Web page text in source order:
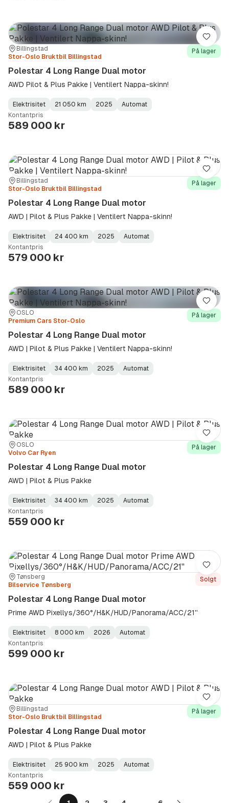
Sted:Billingstad
Forhandler:
Stor-Oslo Bruktbil Billingstad
På lager
Polestar 4 Long Range Dual motor
AWD Pilot & Plus Pakke | Ventilert Nappa-skinn!
Fuel
Type:
Elektrisitet
Kilometerstand:
21 050 km
Model
Year:
2025
Gearbox
Type:
Automat
Kontantpris
589 000 kr
Lagre
Sted:Billingstad
Forhandler:
Stor-Oslo Bruktbil Billingstad
På lager
Polestar 4 Long Range Dual motor
AWD | Pilot & Plus Pakke | Ventilert Nappa-skinn!
Fuel
Type:
Elektrisitet
Kilometerstand:
24 400 km
Model
Year:
2025
Gearbox
Type:
Automat
Kontantpris
579 000 kr
Lagre
Sted:
OSLO
Forhandler:
Premium Cars Stor-Oslo
På lager
Polestar 4 Long Range Dual motor
AWD | Pilot & Plus Pakke | Ventilert Nappa-skinn!
Fuel
Type:
Elektrisitet
Kilometerstand:
34 400 km
Model
Year:
2025
Gearbox
Type:
Automat
Kontantpris
589 000 kr
Lagre
Sted:
OSLO
Forhandler:
Volvo Car Ryen
På lager
Polestar 4 Long Range Dual motor
AWD | Pilot & Plus Pakke
Fuel
Type:
Elektrisitet
Kilometerstand:
34 400 km
Model
Year:
2025
Gearbox
Type:
Automat
Kontantpris
559 000 kr
Lagre
Sted:Tønsberg
Forhandler:
Bilservice Tønsberg
Solgt
Polestar 4 Long Range Dual motor
Prime AWD Pixellys/360°/H&K/HUD/Panorama/ACC/21''
Fuel
Type:
Elektrisitet
Kilometerstand:
8 000 km
Model
Year:
2026
Gearbox
Type:
Automat
Kontantpris
599 000 kr
Lagre
Sted:Billingstad
Forhandler:
Stor-Oslo Bruktbil Billingstad
På lager
Polestar 4 Long Range Dual motor
AWD | Pilot & Plus Pakke
Fuel
Type:
Elektrisitet
Kilometerstand:
25 900 km
Model
Year:
2025
Gearbox
Type:
Automat
Kontantpris
559 000 kr
Lagre